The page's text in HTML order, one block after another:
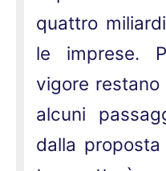
quattro
le imprese.
vigore
alcuni
dalla